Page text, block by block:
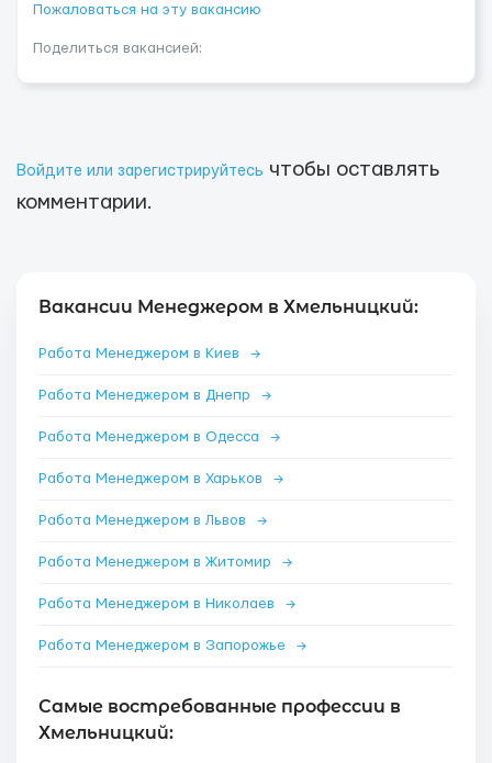
Пожаловаться на эту вакансию
Поделиться вакансией:
Войдите или зарегистрируйтесь чтобы оставлять
комментарии.
Вакансии Менеджером в Хмельницкий:
Работа Менеджером в Киев →
Работа Менеджером в Днепр →
Работа Менеджером в Одесса →
Работа Менеджером в Харьков →
Работа Менеджером в Львов →
Работа Менеджером в Житомир →
Работа Менеджером в Николаев →
Работа Менеджером в Запорожье →
Самые востребованные профессии в
Хмельницкий: